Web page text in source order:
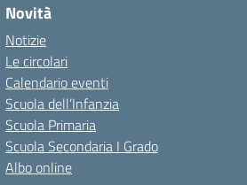
Novità
Notizie
Le circolari
Calendario eventi
Scuola dell’Infanzia
Scuola Primaria
Scuola Secondaria I Grado
Albo online